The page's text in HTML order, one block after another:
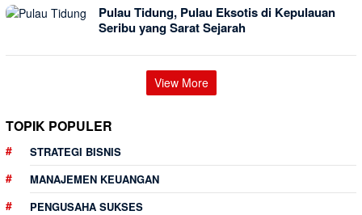
Pulau Tidung, Pulau Eksotis di Kepulauan
Seribu yang Sarat Sejarah
View More
TOPIK POPULER
STRATEGI BISNIS
MANAJEMEN KEUANGAN
PENGUSAHA SUKSES